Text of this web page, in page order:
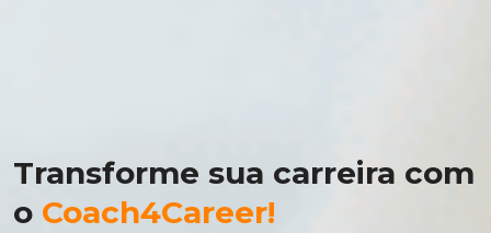
Transforme sua carreira com
o Coach4Career!